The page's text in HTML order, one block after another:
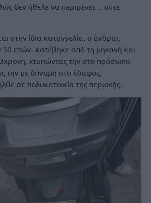
δεν ήθελε να περιμένει… ούτε
στην ίδια καταγγελία, ο άνδρας
50 ετών- κατέβηκε από τη μηχανή και
χτυπώντας την στο πρόσωπο
την με δύναμη στο έδαφος.
σε πολυκατοικία της περιοχής.